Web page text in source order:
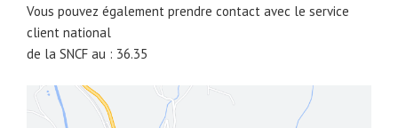
Vous pouvez également prendre contact avec le service
client national
de la SNCF au : 36.35